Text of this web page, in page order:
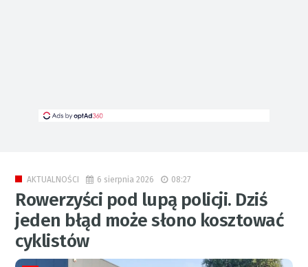
AKTUALNOŚCI 6 sierpnia 2026 08:27
Rowerzyści pod lupą policji. Dziś
jeden błąd może słono kosztować
cyklistów